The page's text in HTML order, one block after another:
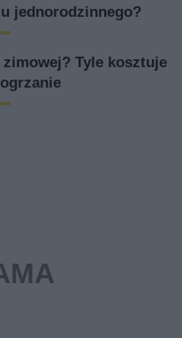
jednorodzinnego?
Tyle kosztuje